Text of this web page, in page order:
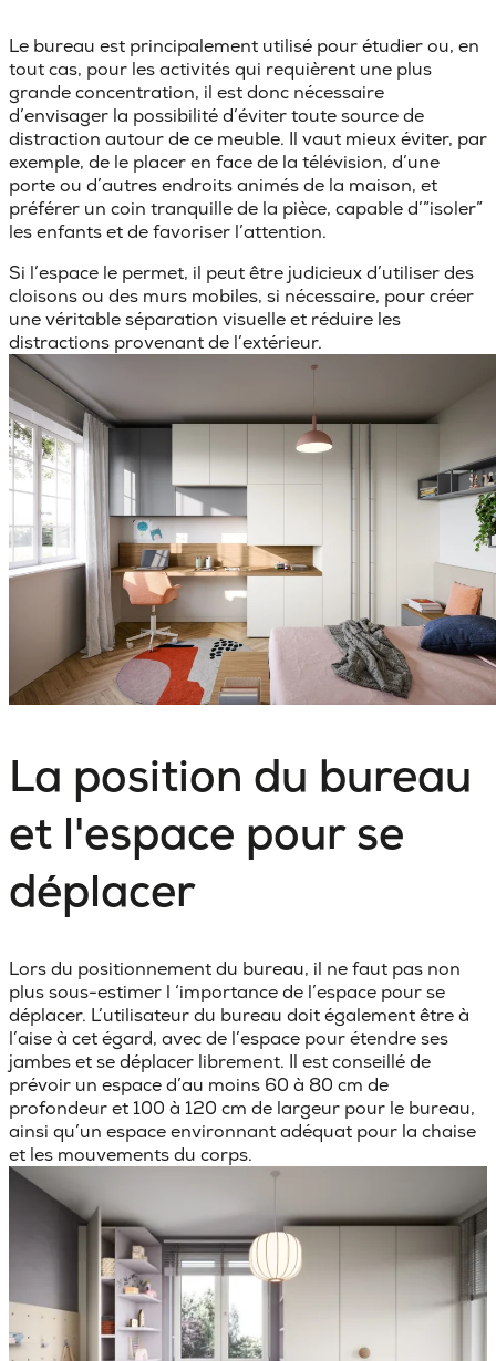
Le bureau est principalement utilisé pour étudier ou, en
tout cas, pour les activités qui requièrent une plus
grande concentration, il est donc nécessaire
d’envisager la possibilité d’éviter toute source de
distraction autour de ce meuble. Il vaut mieux éviter, par
exemple, de le placer en face de la télévision, d’une
porte ou d’autres endroits animés de la maison, et
préférer un coin tranquille de la pièce, capable d’”isoler”
les enfants et de favoriser l’attention.
Si l’espace le permet, il peut être judicieux d’utiliser des
cloisons ou des murs mobiles, si nécessaire, pour créer
une véritable séparation visuelle et réduire les
distractions provenant de l’extérieur.
La position du bureau
et l'espace pour se
déplacer
Lors du positionnement du bureau, il ne faut pas non
plus sous-estimer l ‘importance de l’espace pour se
déplacer. L’utilisateur du bureau doit également être à
l’aise à cet égard, avec de l’espace pour étendre ses
jambes et se déplacer librement. Il est conseillé de
prévoir un espace d’au moins 60 à 80 cm de
profondeur et 100 à 120 cm de largeur pour le bureau,
ainsi qu’un espace environnant adéquat pour la chaise
et les mouvements du corps.